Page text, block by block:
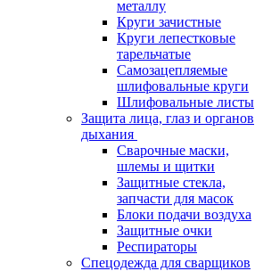
металлу
Круги зачистные
Круги лепестковые
тарельчатые
Самозацепляемые
шлифовальные круги
Шлифовальные листы
Защита лица, глаз и органов
дыхания
Сварочные маски,
шлемы и щитки
Защитные стекла,
запчасти для масок
Блоки подачи воздуха
Защитные очки
Респираторы
Спецодежда для сварщиков